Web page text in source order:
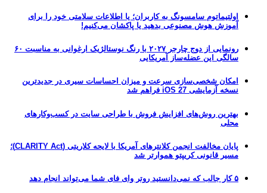
اولتیماتوم سامسونگ به کاربران؛ یا اطلاعات سلامتی خود را برای
آموزش هوش مصنوعی بدهید یا پاکشان می‌کنیم!
رونمایی از دوج چارجر ۲۰۲۷ با رنگ نوستالژیک ارغوانی به مناسبت ۶۰
سالگی این عضله‌ساز آمریکایی
امکان شخصی‌سازی سرعت و میزان احساسات سیری در جدیدترین
نسخه آزمایشی iOS 27 فراهم شد
بهترین روش‌های افزایش فروش با طراحی سایت در کسب‌وکارهای
محلی
پایان مخالفت انجمن کلانترهای آمریکا با لایحه کلاریتی (CLARITY Act)؛
مسیر قانونی کریپتو هموارتر شد
۵ کار جالب که نمی‌دانستید روتر وای فای شما می‌تواند انجام دهد